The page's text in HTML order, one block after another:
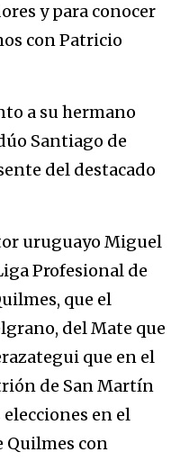
y para conocer
con Patricio
a su hermano
Santiago de
del destacado
uruguayo Miguel
Profesional de
que el
del Mate que
que en el
de San Martín
en el
Quilmes con